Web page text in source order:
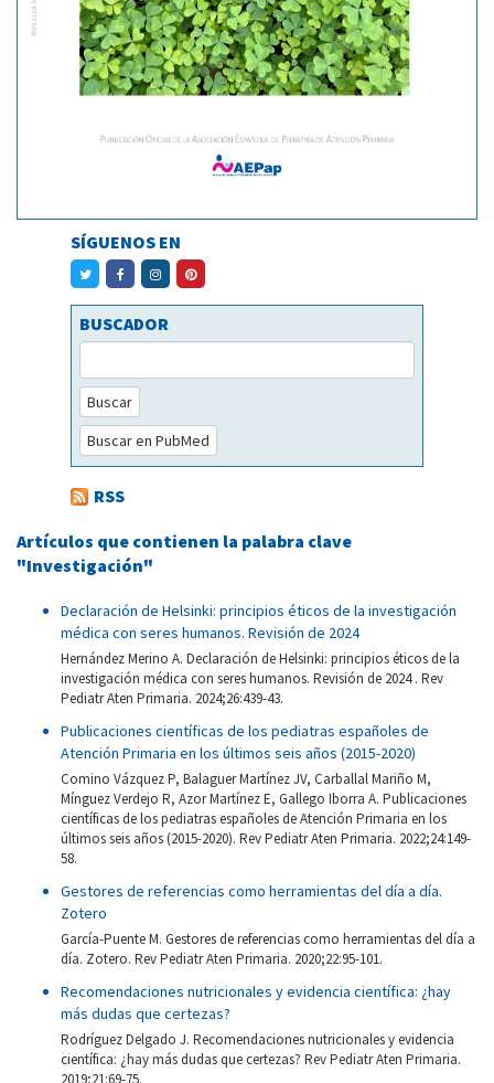
SÍGUENOS EN
BUSCADOR
Buscar
Buscar en PubMed
RSS
Artículos que contienen la palabra clave
"Investigación"
Declaración de Helsinki: principios éticos de la investigación
médica con seres humanos. Revisión de 2024
Hernández Merino A. Declaración de Helsinki: principios éticos de la
investigación médica con seres humanos. Revisión de 2024 . Rev
Pediatr Aten Primaria. 2024;26:439-43.
Publicaciones científicas de los pediatras españoles de
Atención Primaria en los últimos seis años (2015-2020)
Comino Vázquez P, Balaguer Martínez JV, Carballal Mariño M,
Mínguez Verdejo R, Azor Martínez E, Gallego Iborra A. Publicaciones
científicas de los pediatras españoles de Atención Primaria en los
últimos seis años (2015-2020). Rev Pediatr Aten Primaria. 2022;24:149-
58.
Gestores de referencias como herramientas del día a día.
Zotero
García-Puente M. Gestores de referencias como herramientas del día a
día. Zotero. Rev Pediatr Aten Primaria. 2020;22:95-101.
Recomendaciones nutricionales y evidencia científica: ¿hay
más dudas que certezas?
Rodríguez Delgado J. Recomendaciones nutricionales y evidencia
científica: ¿hay más dudas que certezas? Rev Pediatr Aten Primaria.